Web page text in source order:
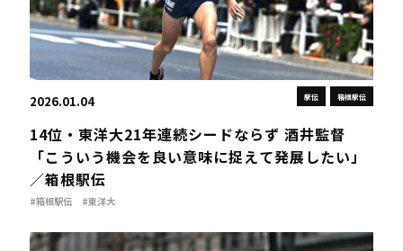
駅伝 箱根駅伝
2026.01.04
14位・東洋大21年連続シードならず 酒井監督
「こういう機会を良い意味に捉えて発展したい」
／箱根駅伝
#箱根駅伝 #東洋大